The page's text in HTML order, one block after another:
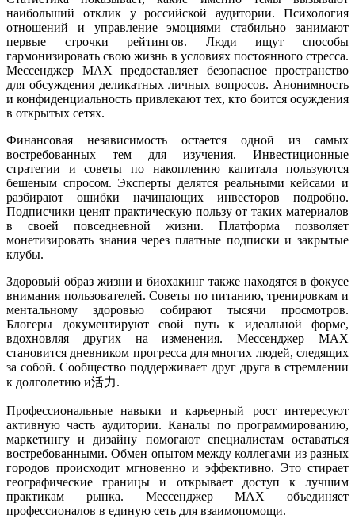
наибольший отклик у российской аудитории. Психология
отношений и управление эмоциями стабильно занимают
первые строчки рейтингов. Люди ищут способы
гармонизировать свою жизнь в условиях постоянного стресса.
Мессенджер MAX предоставляет безопасное пространство
для обсуждения деликатных личных вопросов. Анонимность
и конфиденциальность привлекают тех, кто боится осуждения
в открытых сетях.
Финансовая независимость остается одной из самых
востребованных тем для изучения. Инвестиционные
стратегии и советы по накоплению капитала пользуются
бешеным спросом. Эксперты делятся реальными кейсами и
разбирают ошибки начинающих инвесторов подробно.
Подписчики ценят практическую пользу от таких материалов
в своей повседневной жизни. Платформа позволяет
монетизировать знания через платные подписки и закрытые
клубы.
Здоровый образ жизни и биохакинг также находятся в фокусе
внимания пользователей. Советы по питанию, тренировкам и
ментальному здоровью собирают тысячи просмотров.
Блогеры документируют свой путь к идеальной форме,
вдохновляя других на изменения. Мессенджер MAX
становится дневником прогресса для многих людей, следящих
за собой. Сообщество поддерживает друг друга в стремлении
к долголетию и活力.
Профессиональные навыки и карьерный рост интересуют
активную часть аудитории. Каналы по программированию,
маркетингу и дизайну помогают специалистам оставаться
востребованными. Обмен опытом между коллегами из разных
городов происходит мгновенно и эффективно. Это стирает
географические границы и открывает доступ к лучшим
практикам рынка. Мессенджер MAX объединяет
профессионалов в единую сеть для взаимопомощи.